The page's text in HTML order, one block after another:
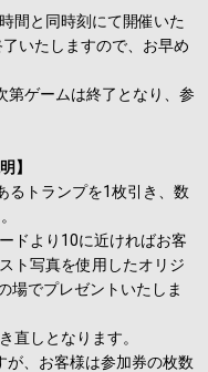
間と同時刻にて開催いた
いたしますので、お早め
第ゲームは終了となり、参
】
るトランプを1枚引き、数
ドより10に近ければお客
ト写真を使用したオリジ
場でプレゼントいたしま
直しとなります。
が、お客様は参加券の枚数